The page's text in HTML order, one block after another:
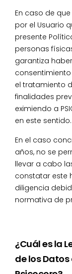
En caso de
por el Usuario
presente
personas
garantiza
el tratamiento
finalidades
eximiendo a
en este sentido.
En el caso
años, no se
llevar a cabo
constatar este
diligencia
normativa de
¿Cuál es la
de los